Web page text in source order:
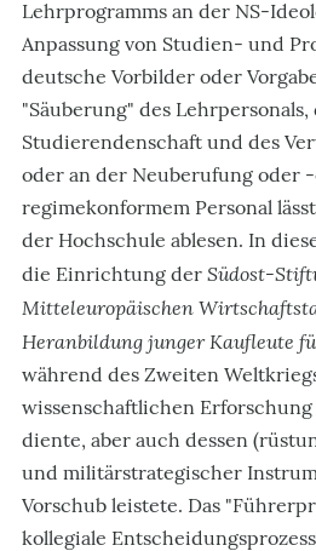
Lehrprogramms an der NS-
Anpassung von Studien- und
deutsche Vorbilder oder
"Säuberung" des Lehrpersonals,
Studierendenschaft und des
oder an der Neuberufung oder
regimekonformem Personal
der Hochschule ablesen. In
die Einrichtung der Südost-
Mitteleuropäischen
Heranbildung junger Kaufleute
während des Zweiten
wissenschaftlichen Erforschung
diente, aber auch dessen
und militärstrategischer
Vorschub leistete. Das
kollegiale